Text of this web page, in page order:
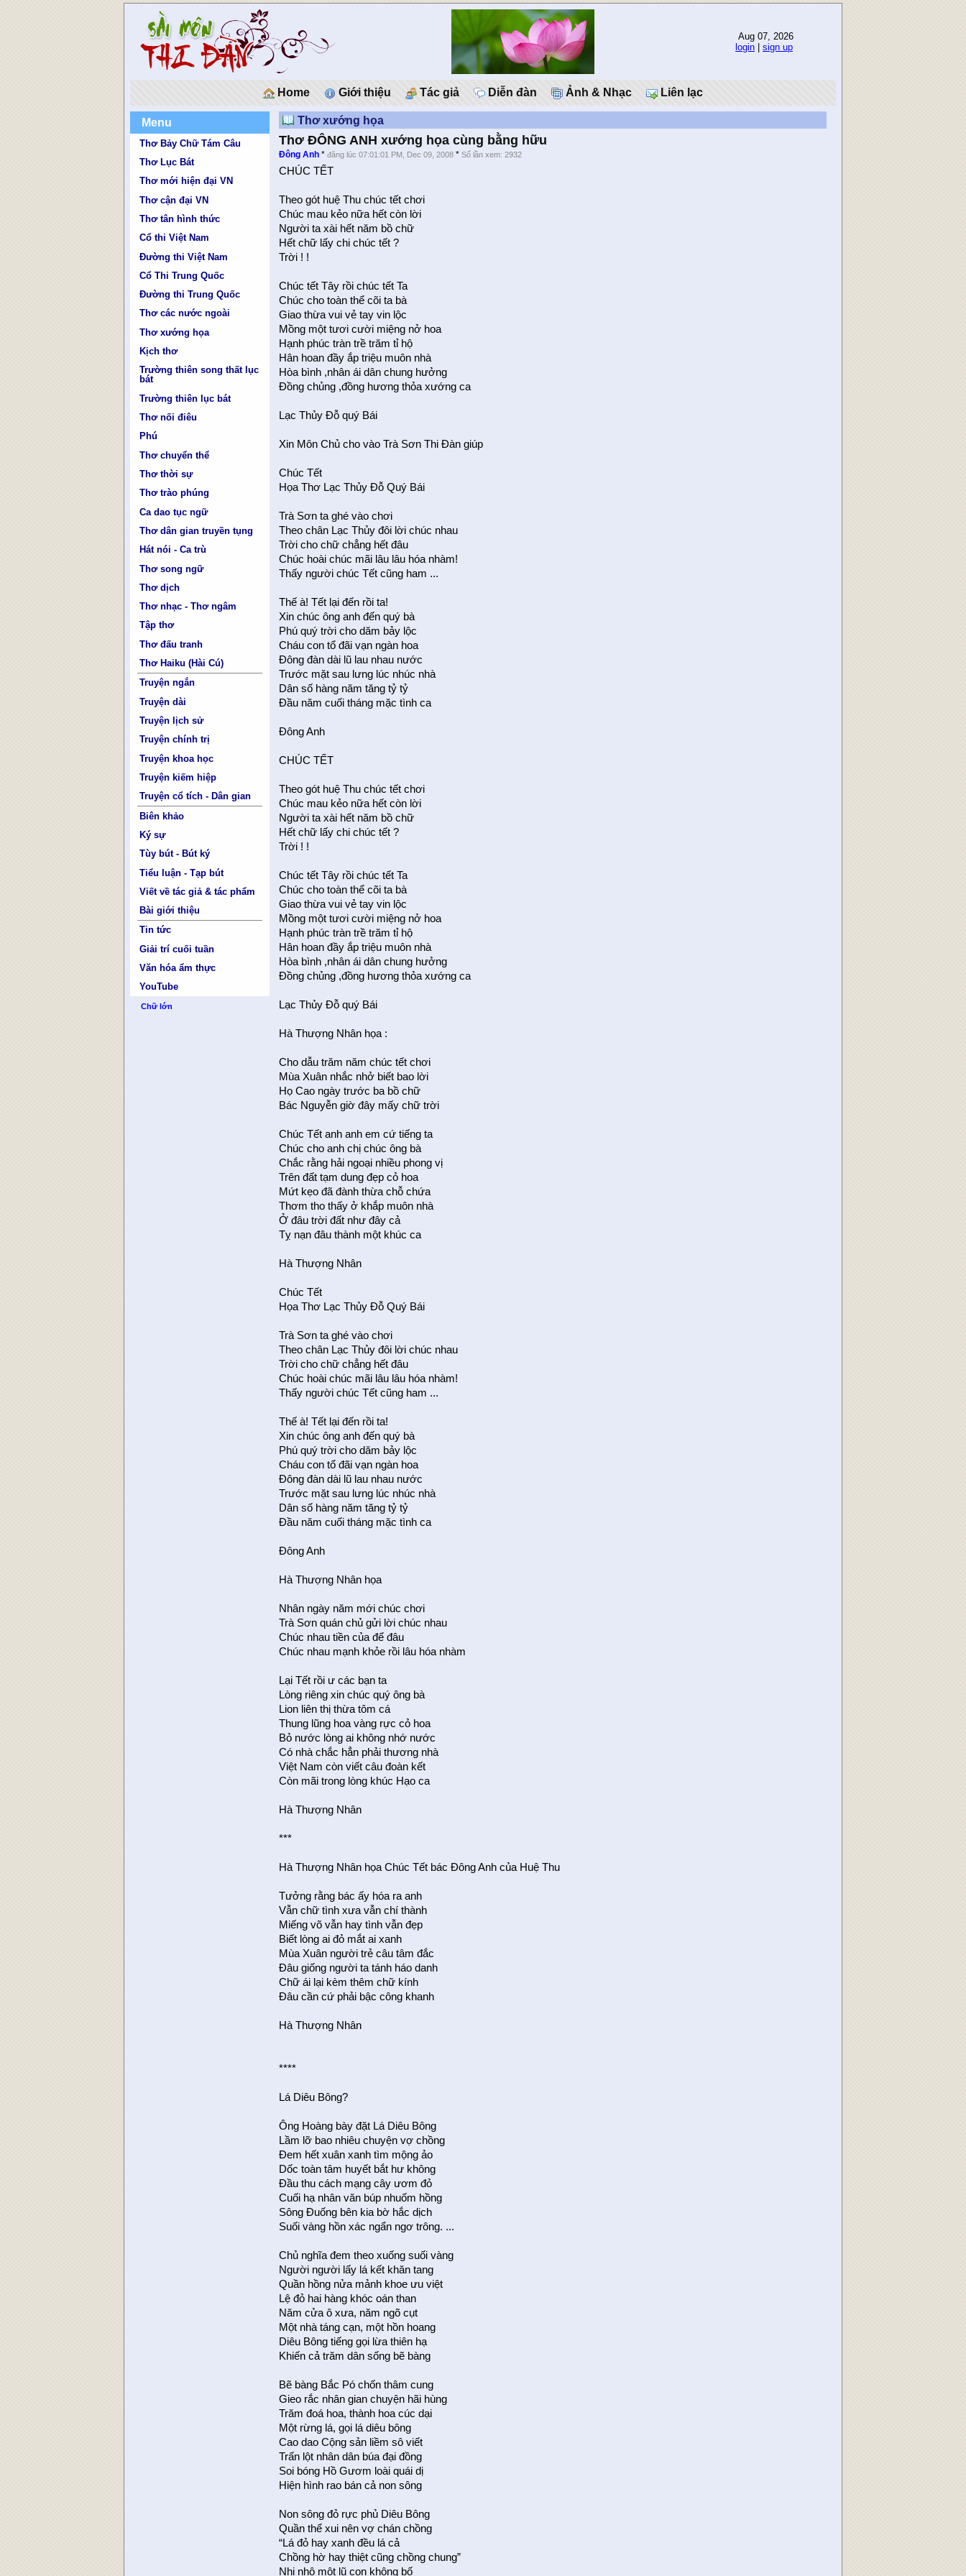
Aug 07, 2026
login
sign up
Home Giới thiệu Tác giả Diễn đàn Ảnh & Nhạc Liên lạc
Menu
Thơ Bảy Chữ Tám Câu
Thơ Lục Bát
Thơ mới hiện đại VN
Thơ cận đại VN
Thơ tân hình thức
Cổ thi Việt Nam
Đường thi Việt Nam
Cổ Thi Trung Quốc
Đường thi Trung Quốc
Thơ các nước ngoài
Thơ xướng họa
Kịch thơ
Trường thiên song thất lục
bát
Trường thiên lục bát
Thơ nối điêu
Phú
Thơ chuyển thể
Thơ thời sự
Thơ trào phúng
Ca dao tục ngữ
Thơ dân gian truyền tụng
Hát nói - Ca trù
Thơ song ngữ
Thơ dịch
Thơ nhạc - Thơ ngâm
Tập thơ
Thơ đấu tranh
Thơ Haiku (Hài Cú)
Truyện ngắn
Truyện dài
Truyện lịch sử
Truyện chính trị
Truyện khoa học
Truyện kiếm hiệp
Truyện cổ tích - Dân gian
Biên khảo
Ký sự
Tùy bút - Bút ký
Tiểu luận - Tạp bút
Viết về tác giả & tác phẩm
Bài giới thiệu
Tin tức
Giải trí cuối tuần
Văn hóa ẩm thực
YouTube
Chữ lớn
Thơ xướng họa
Thơ ÐÔNG ANH xướng họa cùng bằng hữu
Ðông Anh *đăng lúc 07:01:01 PM, Dec 09, 2008 *Số lần xem: 2932
CHÚC TẾT
Theo gót huệ Thu chúc tết chơi
Chúc mau kẻo nữa hết còn lời
Người ta xài hết năm bồ chữ
Hết chữ lấy chi chúc tết ?
Trời ! !
Chúc tết Tây rồi chúc tết Ta
Chúc cho toàn thể cõi ta bà
Giao thừa vui vẻ tay vin lộc
Mồng một tươi cười miệng nở hoa
Hạnh phúc tràn trề trăm tỉ hộ
Hân hoan đầy ắp triệu muôn nhà
Hòa bình ,nhân ái dân chung hưởng
Ðồng chủng ,đồng hương thỏa xướng ca
Lạc Thủy Ðỗ quý Bái
Xin Môn Chủ cho vào Trà Sơn Thi Ðàn giúp
Chúc Tết
Họa Thơ Lạc Thủy Ðỗ Quý Bái
Trà Sơn ta ghé vào chơi
Theo chân Lạc Thủy đôi lời chúc nhau
Trời cho chữ chẳng hết đâu
Chúc hoài chúc mãi lâu lâu hóa nhàm!
Thấy người chúc Tết cũng ham ...
Thế à! Tết lại đến rồi ta!
Xin chúc ông anh đến quý bà
Phú quý trời cho dăm bảy lộc
Cháu con tổ đãi vạn ngàn hoa
Ðông đàn dài lũ lau nhau nước
Trước mặt sau lưng lúc nhúc nhà
Dân số hàng năm tăng tỷ tỷ
Ðầu năm cuối tháng mặc tình ca
Ðông Anh
CHÚC TẾT
Theo gót huệ Thu chúc tết chơi
Chúc mau kẻo nữa hết còn lời
Người ta xài hết năm bồ chữ
Hết chữ lấy chi chúc tết ?
Trời ! !
Chúc tết Tây rồi chúc tết Ta
Chúc cho toàn thể cõi ta bà
Giao thừa vui vẻ tay vin lộc
Mồng một tươi cười miệng nở hoa
Hạnh phúc tràn trề trăm tỉ hộ
Hân hoan đầy ắp triệu muôn nhà
Hòa bình ,nhân ái dân chung hưởng
Ðồng chủng ,đồng hương thỏa xướng ca
Lạc Thủy Ðỗ quý Bái
Hà Thượng Nhân họa :
Cho dẫu trăm năm chúc tết chơi
Mùa Xuân nhắc nhở biết bao lời
Họ Cao ngày trước ba bồ chữ
Bác Nguyễn giờ đây mấy chữ trời
Chúc Tết anh anh em cứ tiếng ta
Chúc cho anh chị chúc ông bà
Chắc rằng hải ngoại nhiều phong vị
Trên đất tạm dung đẹp cỏ hoa
Mứt kẹo đã đành thừa chỗ chứa
Thơm tho thấy ở khắp muôn nhà
Ở đâu trời đất như đây cả
Tỵ nạn đâu thành một khúc ca
Hà Thượng Nhân
Chúc Tết
Họa Thơ Lạc Thủy Ðỗ Quý Bái
Trà Sơn ta ghé vào chơi
Theo chân Lạc Thủy đôi lời chúc nhau
Trời cho chữ chẳng hết đâu
Chúc hoài chúc mãi lâu lâu hóa nhàm!
Thấy người chúc Tết cũng ham ...
Thế à! Tết lại đến rồi ta!
Xin chúc ông anh đến quý bà
Phú quý trời cho dăm bảy lộc
Cháu con tổ đãi vạn ngàn hoa
Ðông đàn dài lũ lau nhau nước
Trước mặt sau lưng lúc nhúc nhà
Dân số hàng năm tăng tỷ tỷ
Ðầu năm cuối tháng mặc tình ca
Ðông Anh
Hà Thượng Nhân họa
Nhân ngày năm mới chúc chơi
Trà Sơn quán chủ gửi lời chúc nhau
Chúc nhau tiền của để đâu
Chúc nhau mạnh khỏe rồi lâu hóa nhàm
Lại Tết rồi ư các bạn ta
Lòng riêng xin chúc quý ông bà
Lion liên thị thừa tôm cá
Thung lũng hoa vàng rực cỏ hoa
Bỏ nước lòng ai không nhớ nước
Có nhà chắc hẳn phải thương nhà
Việt Nam còn viết câu đoàn kết
Còn mãi trong lòng khúc Hạo ca
Hà Thượng Nhân
***
Hà Thượng Nhân họa Chúc Tết bác Ðông Anh của Huệ Thu
Tưởng rằng bác ấy hóa ra anh
Vẫn chữ tình xưa vẫn chí thành
Miếng võ vẫn hay tình vẫn đẹp
Biết lòng ai đỏ mắt ai xanh
Mùa Xuân người trẻ câu tâm đắc
Ðâu giống người ta tánh háo danh
Chữ ái lại kèm thêm chữ kính
Ðâu cần cứ phải bậc công khanh
Hà Thượng Nhân
****
Lá Diêu Bông?
Ông Hoàng bày đặt Lá Diêu Bông
Lầm lỡ bao nhiêu chuyện vợ chồng
Đem hết xuân xanh tìm mộng ảo
Dốc toàn tâm huyết bắt hư không
Đầu thu cách mạng cây ươm đỏ
Cuối hạ nhân văn búp nhuốm hồng
Sông Đuống bên kia bờ hắc dịch
Suối vàng hồn xác ngẩn ngơ trông. ...
Chủ nghĩa đem theo xuống suối vàng
Người người lấy lá kết khăn tang
Quần hồng nửa mảnh khoe ưu việt
Lệ đỏ hai hàng khóc oán than
Năm cửa ô xưa, năm ngõ cụt
Một nhà táng cạn, một hồn hoang
Diêu Bông tiếng gọi lừa thiên hạ
Khiến cả trăm dân sống bẽ bàng
Bẽ bàng Bắc Pó chốn thâm cung
Gieo rắc nhân gian chuyện hãi hùng
Trăm đoá hoa, thành hoa cúc dại
Một rừng lá, gọi lá diêu bông
Cao dao Cộng sản liềm sô viết
Trấn lột nhân dân búa đại đồng
Soi bóng Hồ Gươm loài quái dị
Hiện hình rao bán cả non sông
Non sông đỏ rực phủ Diêu Bông
Quần thể xui nên vợ chán chồng
“Lá đỏ hay xanh đều lá cả
Chồng hờ hay thiệt cũng chồng chung”
Nhi nhô một lũ con không bố